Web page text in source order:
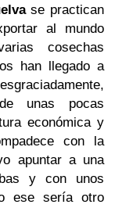
se practican
al mundo
cosechas
han llegado a
unas pocas
económica y
con la
apuntar a una
y con unos
ese sería otro